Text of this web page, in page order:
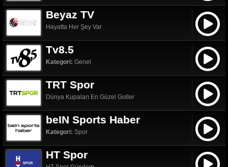
Beyaz TV
Hayatta Her Şey Var
Tv8.5
Kategori: Genel
TRT Spor
Dünya Kupaları En Güzel Goller
beIN Sports Haber
Kategori: Spor
HT Spor